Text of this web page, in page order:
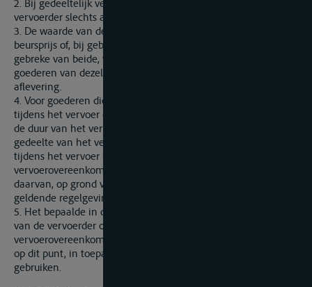
2. Bij gedeeltelijk verlies van of schade aan de goederen, is de
vervoerder slechts aansprakelijk voor de waardevermindering.
3. De waarde van de goederen wordt bepaald volgens de
beursprijs of, bij gebreke daarvan, volgens de marktprijs, of, bij
gebreke van beide, volgens de gebruikelijke waarde van
goederen van dezelfde aard en kwaliteit op de plaats van
aflevering.
4. Voor goederen die ingevolge hun aard aan normaal verlies
tijdens het vervoer onderhevig zijn, is de vervoerder, ongeacht
de duur van het vervoer, slechts aansprakelijk voor dat
gedeelte van het verlies dat groter is dan het normale verlies
tijdens het vervoer (in volume of gewicht) zoals in de
vervoerovereenkomst is overeengekomen of dat, bij gebreke
daarvan, op grond van de op de plaats van aflevering
geldende regelgeving of gebruiken wordt vastgesteld.
5. Het bepaalde in dit artikel doet geen afbreuk aan het recht
van de vervoerder op de vracht zoals voorzien in de
vervoerovereenkomst of, bij gebrek aan bijzondere afspraken
op dit punt, in toepasselijke nationale regelgeving of
gebruiken.